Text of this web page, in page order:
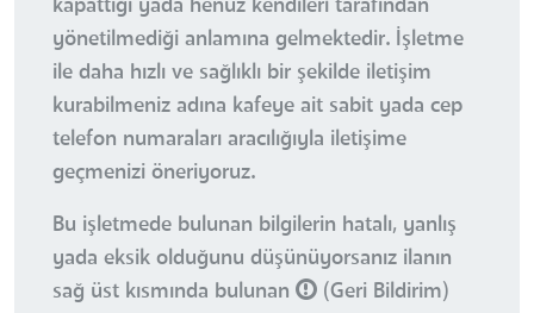
kapattığı yada henüz kendileri tarafından
yönetilmediği anlamına gelmektedir. İşletme
ile daha hızlı ve sağlıklı bir şekilde iletişim
kurabilmeniz adına kafeye ait sabit yada cep
telefon numaraları aracılığıyla iletişime
geçmenizi öneriyoruz.
Bu işletmede bulunan bilgilerin hatalı, yanlış
yada eksik olduğunu düşünüyorsanız ilanın
sağ üst kısmında bulunan
(Geri Bildirim)